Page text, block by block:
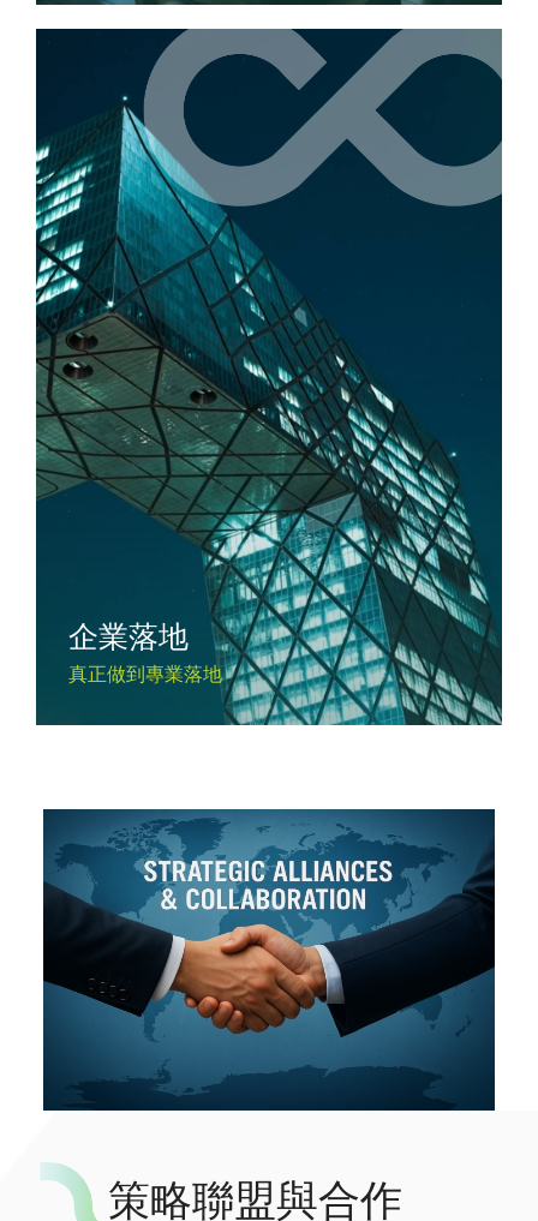
企業落地
真正做到專業落地
策略聯盟與合作